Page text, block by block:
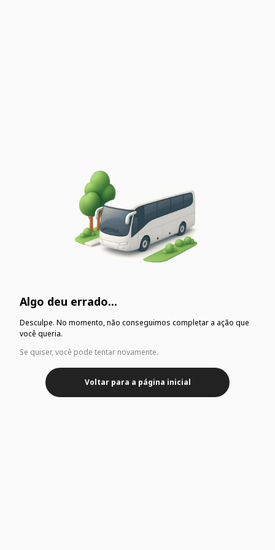
Algo deu errado...
Desculpe. No momento, não conseguimos completar a ação que
você queria.
Se quiser, você pode tentar novamente.
Voltar para a página inicial